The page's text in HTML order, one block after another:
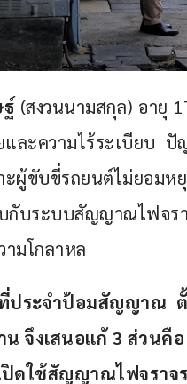
(สงวนนามสกุล) อายุ
ละความไร้ระเบียบ
ะผู้ขับขี่รถยนต์ไม่ยอม
กับระบบสัญญาณไฟจรา
ามโกลาหล
ประจำป้อมสัญญาณ
น จึงเสนอแก้ 3 ส่วน
ปิดใช้สัญญาณไฟจรา